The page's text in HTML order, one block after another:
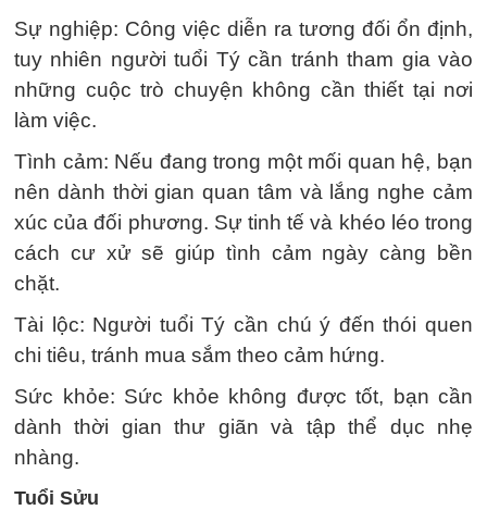
Sự nghiệp: Công việc diễn ra tương đối ổn định,
tuy nhiên người tuổi Tý cần tránh tham gia vào
những cuộc trò chuyện không cần thiết tại nơi
làm việc.
Tình cảm: Nếu đang trong một mối quan hệ, bạn
nên dành thời gian quan tâm và lắng nghe cảm
xúc của đối phương. Sự tinh tế và khéo léo trong
cách cư xử sẽ giúp tình cảm ngày càng bền
chặt.
Tài lộc: Người tuổi Tý cần chú ý đến thói quen
chi tiêu, tránh mua sắm theo cảm hứng.
Sức khỏe: Sức khỏe không được tốt, bạn cần
dành thời gian thư giãn và tập thể dục nhẹ
nhàng.
Tuổi Sửu